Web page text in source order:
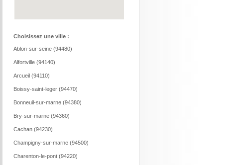
Choisissez une ville :
Ablon-sur-seine (94480)
Alfortville (94140)
Arcueil (94110)
Boissy-saint-leger (94470)
Bonneuil-sur-marne (94380)
Bry-sur-marne (94360)
Cachan (94230)
Champigny-sur-marne (94500)
Charenton-le-pont (94220)